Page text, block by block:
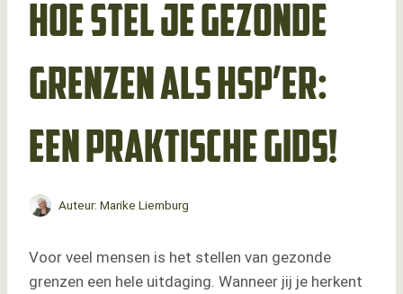
Hoe stel je gezonde
grenzen als HSP’er:
een praktische gids!
Auteur: Marike Liemburg
Voor veel mensen is het stellen van gezonde
grenzen een hele uitdaging. Wanneer jij je herkent